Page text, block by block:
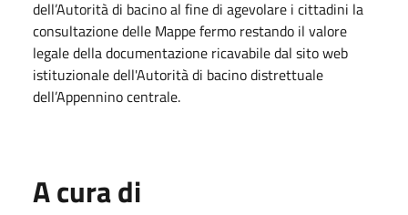
dell’Autorità di bacino al fine di agevolare i cittadini la
consultazione delle Mappe fermo restando il valore
legale della documentazione ricavabile dal sito web
istituzionale dell'Autorità di bacino distrettuale
dell’Appennino centrale.
A cura di